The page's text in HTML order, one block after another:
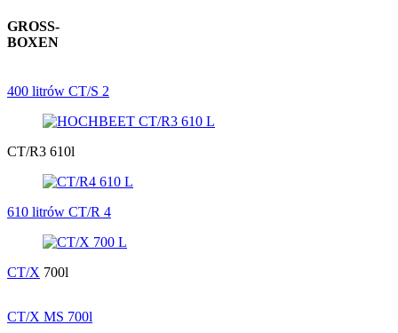
GROSS-
BOXEN
400 litrów CT/S 2
CT/R3 610l
610 litrów CT/R 4
CT/X 700l
CT/X MS 700l